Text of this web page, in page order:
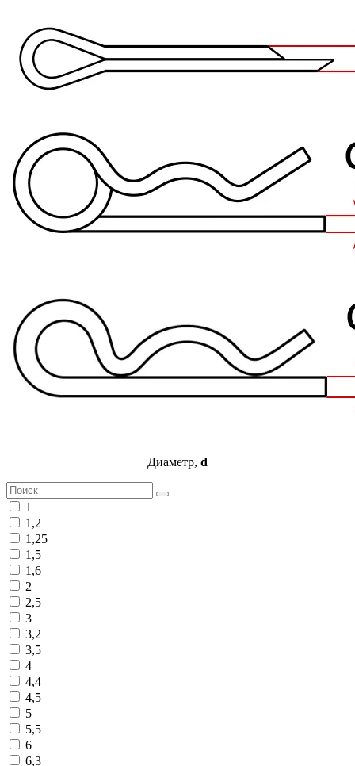
Диаметр, d
1
1,2
1,25
1,5
1,6
2
2,5
3
3,2
3,5
4
4,4
4,5
5
5,5
6
6,3